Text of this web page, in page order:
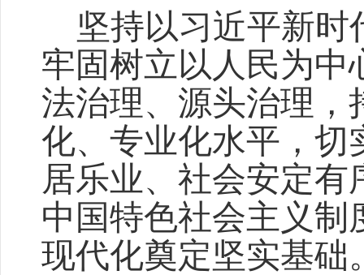
坚持以习近平新
牢固树立以人民为中
法治理、源头治理，
化、专业化水平，切
居乐业、社会安定
中国特色社会主义制
现代化奠定坚实基础